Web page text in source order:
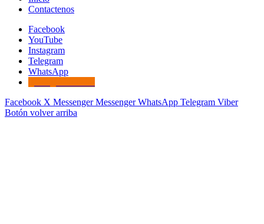
Contactenos
Facebook
YouTube
Instagram
Telegram
WhatsApp
Facebook X Messenger Messenger WhatsApp Telegram Viber
Botón volver arriba